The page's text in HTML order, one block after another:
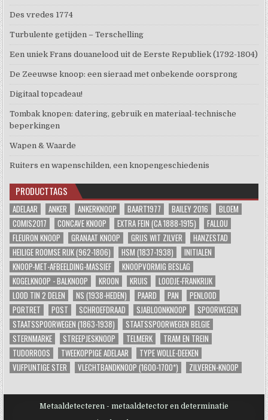
Des vredes 1774
Turbulente getijden – Terschelling
Een uniek Frans douanelood uit de Eerste Republiek (1792-1804)
De Zeeuwse knoop: een sieraad met onbekende oorsprong
Digitaal topcadeau!
Tombak knopen: datering, gebruik en materiaal-technische
beperkingen
Wapen & Waarde
Ruiters en wapenschilden, een knopengeschiedenis
PRODUCTTAGS
ADELAAR ANKER ANKERKNOOP BAART1977 BAILEY 2016
BLOEM
COMIS2017
CONCAVE KNOOP EXTRA FEIN (CA 1888-1915)
FALLOU
FLEURON KNOOP
GRANAAT KNOOP GRIJS WIT ZILVER
HANZESTAD
HEILIGE ROOMSE RIJK (962-1806)
HSM (1837-1938)
INITIALEN
KNOOP-MET-AFBEELDING-MASSIEF
KNOOPVORMIG BESLAG
KOGELKNOOP - BALKNOOP
KROON KRUIS
LOODJE-FRANKRIJK
LOOD TIN 2 DELEN
NS (1938-HEDEN) PAARD PAN
PENLOOD
PORTRET
POST SCHROEFDRAAD SJABLOONKNOOP
SPOORWEGEN
STAATSSPOORWEGEN (1863-1938)
STAATSSPOORWEGEN BELGIE
STERNMARKE
STREEPJESKNOOP TELMERK
TRAM EN TREIN
TUDORROOS
TWEEKOPPIGE ADELAAR
TYPE WOLLE-DEEKEN
VIJFPUNTIGE STER
VLECHTBANDKNOOP (1600-1700*) ZILVEREN-KNOOP
Metaaldetecteren - metaaldetector en determinatie